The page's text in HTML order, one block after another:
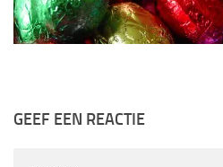
GEEF EEN REACTIE